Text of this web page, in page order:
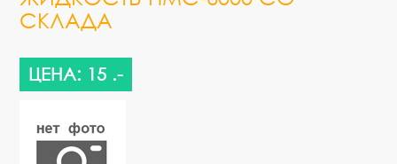
СКЛАДА
ЦЕНА: 15 .-